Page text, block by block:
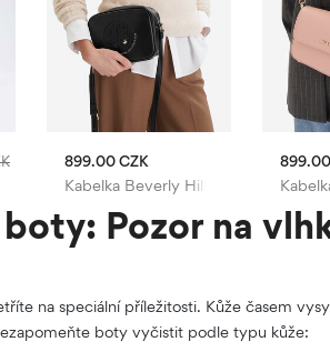
Kabelka Beverly Hills Polo Club
899.00 CZK
Pozor na
na speciální příležitosti. Kůže časem
boty vyčistit podle typu kůže: